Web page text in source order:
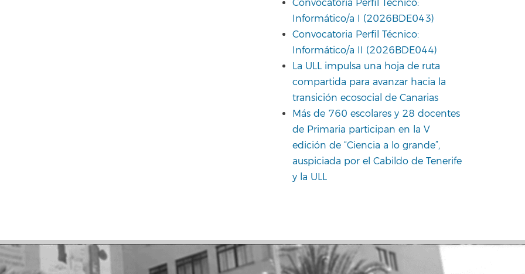
Convocatoria Perfil Técnico:
Informático/a I (2026BDE043)
Convocatoria Perfil Técnico:
Informático/a II (2026BDE044)
La ULL impulsa una hoja de ruta
compartida para avanzar hacia la
transición ecosocial de Canarias
Más de 760 escolares y 28 docentes
de Primaria participan en la V
edición de “Ciencia a lo grande”,
auspiciada por el Cabildo de Tenerife
y la ULL